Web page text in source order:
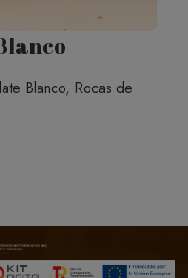
Blanco, Rocas de